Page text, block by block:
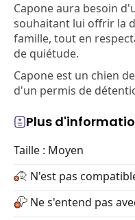
Capone aura besoin
souhaitant lui offrir la
famille, tout en
de quiétude.
Capone est un chien
d'un permis de
Plus
Taille : Moyen
N'est pas
Ne s'entend pas